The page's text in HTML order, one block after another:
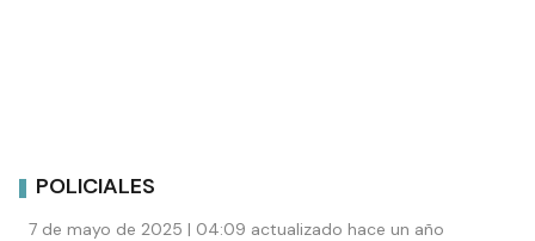
POLICIALES
7 de mayo de 2025 | 04:09 actualizado hace un año